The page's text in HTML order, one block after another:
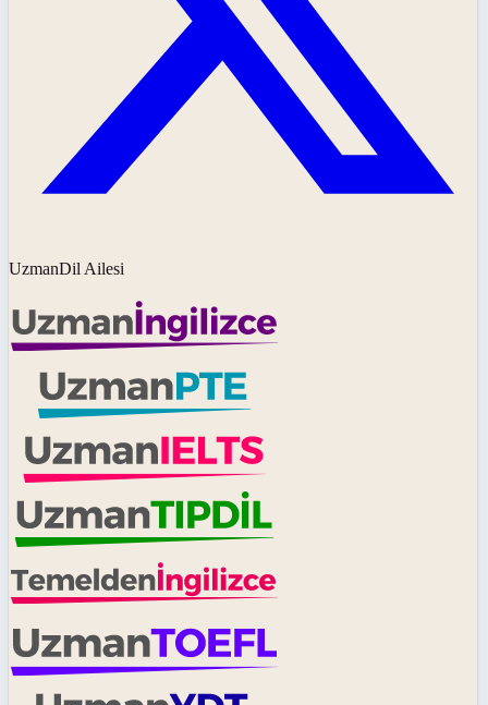
UzmanDil Ailesi